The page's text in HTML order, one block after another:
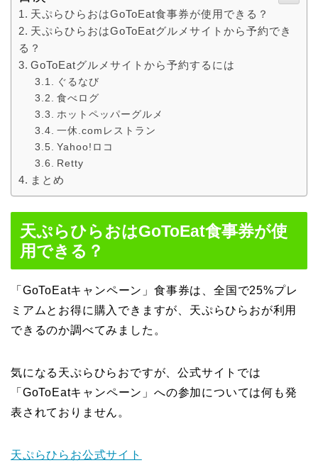
天ぷらひらおはGoToEat食事券が使用できる？
天ぷらひらおはGoToEatグルメサイトから予約でき
る？
GoToEatグルメサイトから予約するには
ぐるなび
食べログ
ホットペッパーグルメ
一休.comレストラン
Yahoo!ロコ
Retty
まとめ
天ぷらひらおはGoToEat食事券が使
用できる？
「GoToEatキャンペーン」食事券は、全国で25%プレ
ミアムとお得に購入できますが、天ぷらひらおが利用
できるのか調べてみました。
気になる天ぷらひらおですが、公式サイトでは
「GoToEatキャンペーン」への参加については何も発
表されておりません。
天ぷらひらお公式サイト